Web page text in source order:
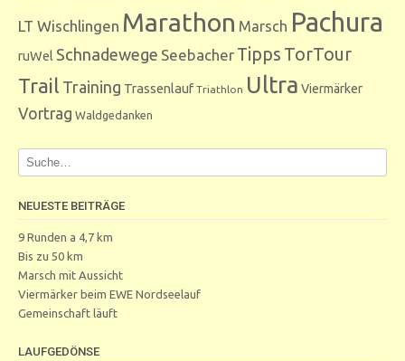
LT Wischlingen Marathon Marsch Pachura
ruWel Schnadewege Seebacher Tipps TorTour
Trail Training Trassenlauf Triathlon Ultra Viermärker
Vortrag Waldgedanken
NEUESTE BEITRÄGE
9 Runden a 4,7 km
Bis zu 50 km
Marsch mit Aussicht
Viermärker beim EWE Nordseelauf
Gemeinschaft läuft
LAUFGEDÖNSE